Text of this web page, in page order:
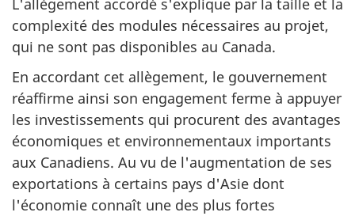
complexité des modules nécessaires au projet,
qui ne sont pas disponibles au Canada.
En accordant cet allègement, le gouvernement
réaffirme ainsi son engagement ferme à appuyer
les investissements qui procurent des avantages
économiques et environnementaux importants
aux Canadiens. Au vu de l'augmentation de ses
exportations à certains pays d'Asie dont
l'économie connaît une des plus fortes